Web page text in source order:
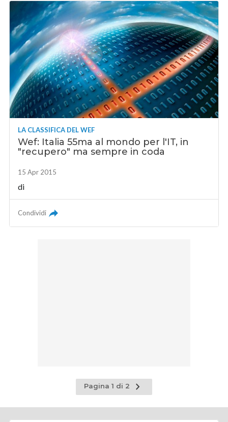
LA CLASSIFICA DEL WEF
Wef: Italia 55ma al mondo per l'IT, in
"recupero" ma sempre in coda
15 Apr 2015
di
Condividi
Pagina 1 di 2
Pagina
successiva